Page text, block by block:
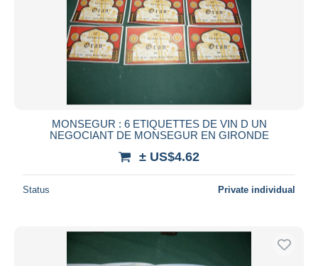
MONSEGUR : 6 ETIQUETTES DE VIN D UN
NEGOCIANT DE MONSEGUR EN GIRONDE
± US$4.62
Status Private individual